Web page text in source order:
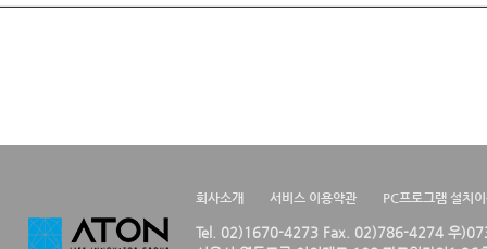
회사소개 서비스 이용약관 PC프로그램 설치
Tel. 02)1670-4273 Fax. 02)786-4274 우